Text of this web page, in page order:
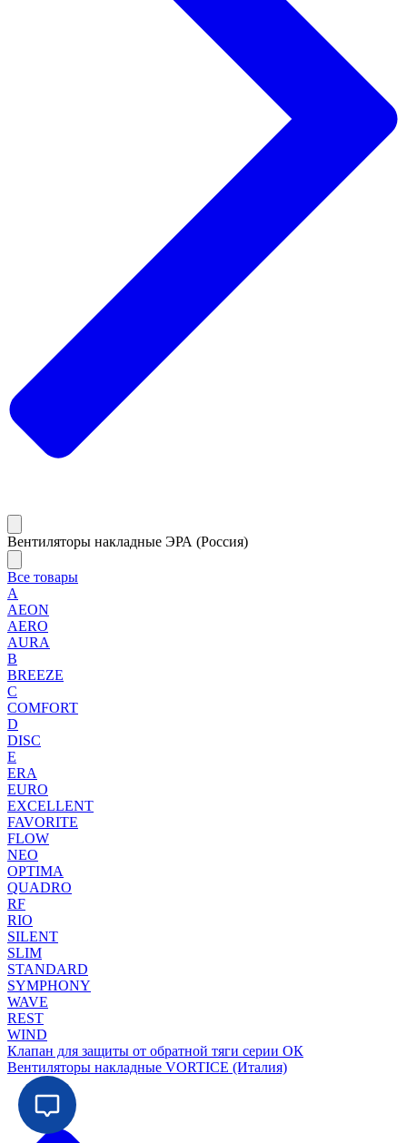
Вентиляторы накладные ЭРА (Россия)
Все товары
A
AEON
AERO
AURA
B
BREEZE
C
COMFORT
D
DISC
E
ERA
EURO
EXCELLENT
FAVORITE
FLOW
NEO
OPTIMA
QUADRO
RF
RIO
SILENT
SLIM
STANDARD
SYMPHONY
WAVE
REST
WIND
Клапан для защиты от обратной тяги серии ОК
Вентиляторы накладные VORTICE (Италия)